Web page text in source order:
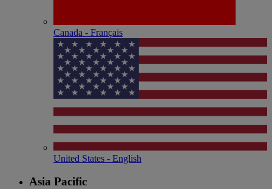
Canada - Français
United States - English
Asia Pacific